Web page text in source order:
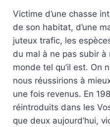
Victime d’une chasse
de son habitat, d’une
juteux trafic, les
du mal à ne pas subir
monde tel qu’il est. On
nous réussirions à
une fois revenus. En
réintroduits dans les
que deux aujourd’hui,